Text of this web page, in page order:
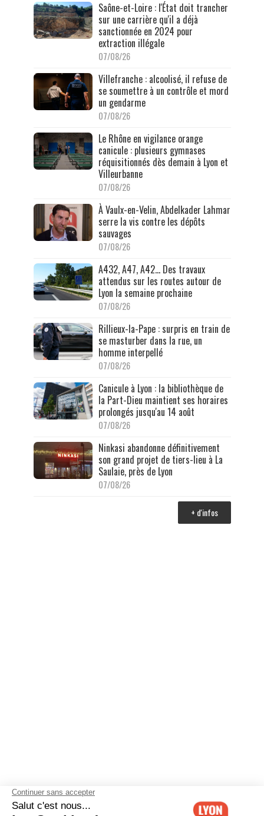
Saône-et-Loire : l'État doit trancher
sur une carrière qu'il a déjà
sanctionnée en 2024 pour
extraction illégale
07/08/26
Villefranche : alcoolisé, il refuse de
se soumettre à un contrôle et mord
un gendarme
07/08/26
Le Rhône en vigilance orange
canicule : plusieurs gymnases
réquisitionnés dès demain à Lyon et
Villeurbanne
07/08/26
À Vaulx-en-Velin, Abdelkader Lahmar
serre la vis contre les dépôts
sauvages
07/08/26
A432, A47, A42… Des travaux
attendus sur les routes autour de
Lyon la semaine prochaine
07/08/26
Rillieux-la-Pape : surpris en train de
se masturber dans la rue, un
homme interpellé
07/08/26
Canicule à Lyon : la bibliothèque de
la Part-Dieu maintient ses horaires
prolongés jusqu'au 14 août
07/08/26
Ninkasi abandonne définitivement
son grand projet de tiers-lieu à La
Saulaie, près de Lyon
07/08/26
+ d'infos